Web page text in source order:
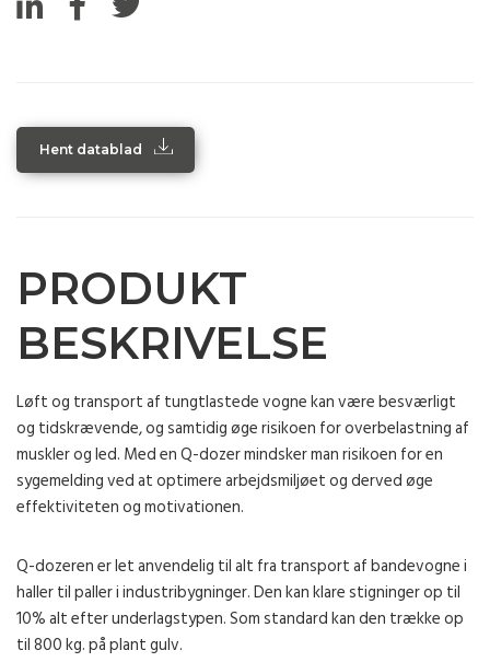
Hent datablad
PRODUKT
BESKRIVELSE
Løft og transport af tungtlastede vogne kan være besværligt
og tidskrævende, og samtidig øge risikoen for overbelastning af
muskler og led. Med en Q-dozer mindsker man risikoen for en
sygemelding ved at optimere arbejdsmiljøet og derved øge
effektiviteten og motivationen.
Q-dozeren er let anvendelig til alt fra transport af bandevogne i
haller til paller i industribygninger. Den kan klare stigninger op til
10% alt efter underlagstypen. Som standard kan den trække op
til 800 kg. på plant gulv.